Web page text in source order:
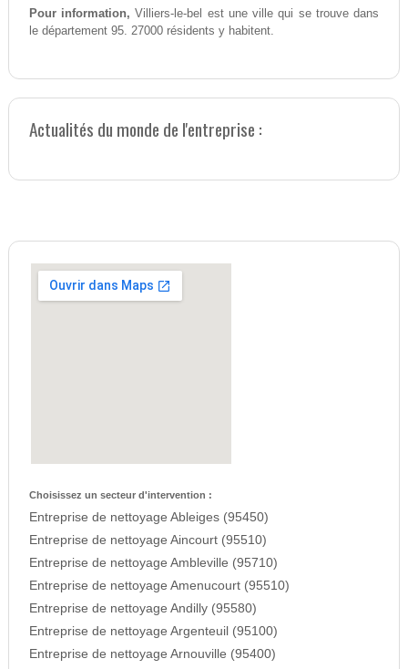
Pour information, Villiers-le-bel est une ville qui se trouve dans
le département 95. 27000 résidents y habitent.
Actualités du monde de l'entreprise :
Choisissez un secteur d'intervention :
Entreprise de nettoyage Ableiges (95450)
Entreprise de nettoyage Aincourt (95510)
Entreprise de nettoyage Ambleville (95710)
Entreprise de nettoyage Amenucourt (95510)
Entreprise de nettoyage Andilly (95580)
Entreprise de nettoyage Argenteuil (95100)
Entreprise de nettoyage Arnouville (95400)